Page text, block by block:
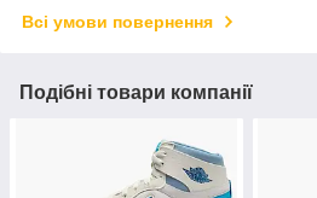
Всі умови повернення
Подібні товари компанії